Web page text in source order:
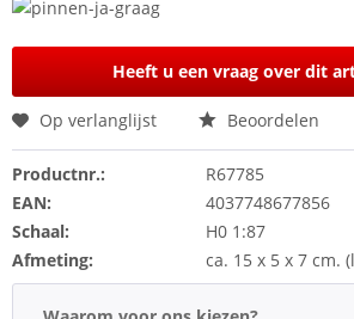
Heeft u een vraag over dit
Op verlanglijst Beoordelen
Productnr.:
R67785
EAN:
4037748677856
Schaal:
H0 1:87
Afmeting:
ca. 15 x 5 x 7 cm.